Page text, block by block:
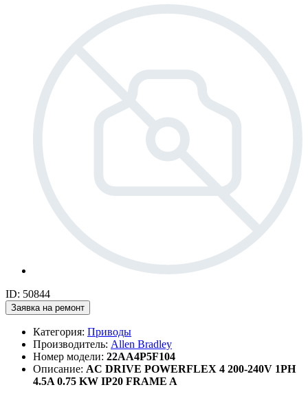
ID: 50844
Заявка на ремонт
Категория: Приводы
Производитель: Allen Bradley
Номер модели: 22AA4P5F104
Описание: AC DRIVE POWERFLEX 4 200-240V 1PH
4.5A 0.75 KW IP20 FRAME A